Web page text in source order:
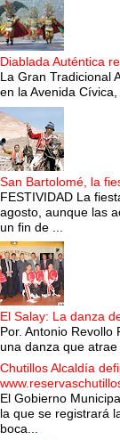
Diablada Auténtica
La Gran Tradicional
en la Avenida
San Bartolomé, la
FESTIVIDAD La
agosto, aunque las
un fin de ...
El Salay: La danza
Por. Antonio
una danza que atrae
Chutillos Alcaldía
El Gobierno
la que se registrará
boca...